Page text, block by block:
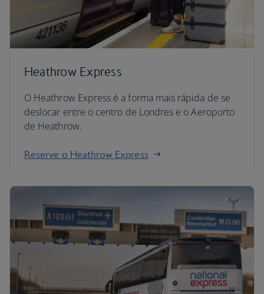
Heathrow Express
O Heathrow Express é a forma mais rápida de se
deslocar entre o centro de Londres e o Aeroporto
de Heathrow.
Reserve o Heathrow Express